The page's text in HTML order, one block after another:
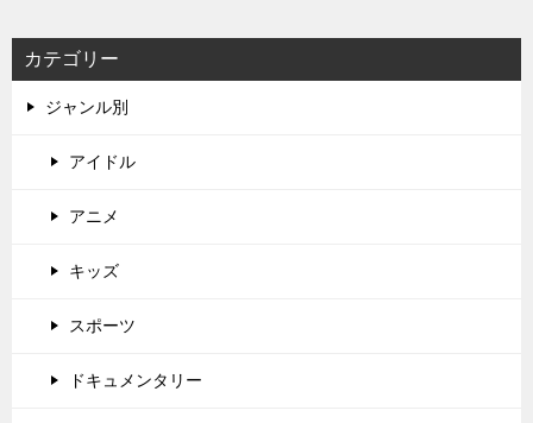
カテゴリー
ジャンル別
アイドル
アニメ
キッズ
スポーツ
ドキュメンタリー